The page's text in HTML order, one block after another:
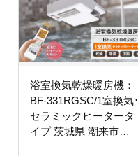
浴室換気乾燥暖房機：
BF-331RGSC/1室換気･
セラミックヒータータ
イプ 茨城県 潮来市